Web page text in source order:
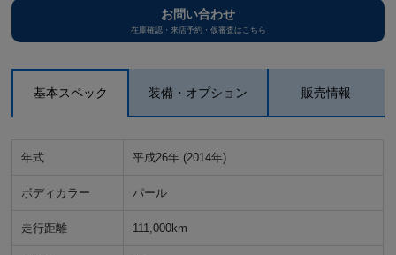
お問い合わせ
在庫確認・来店予約・仮審査はこちら
基本スペック 装備・オプション 販売情報
年式 平成26年 (2014年)
ボディカラー パール
走行距離 111,000km